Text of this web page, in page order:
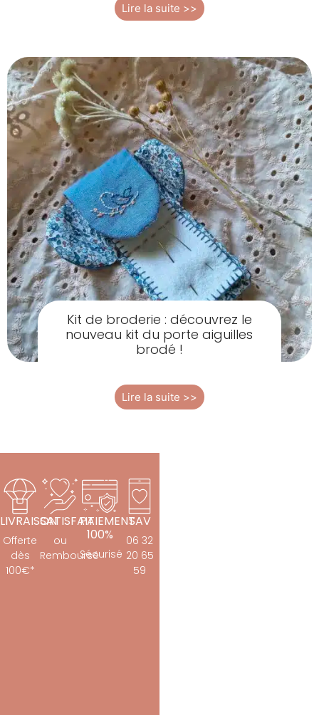
Lire la suite >>
Kit de broderie : découvrez le
nouveau kit du porte aiguilles
brodé !
Lire la suite >>
LIVRAISON
Offerte
dès
100€*
SATISFAIT
ou
Remboursé
PAIEMENT
100%
Sécurisé
SAV
06 32
20 65
59